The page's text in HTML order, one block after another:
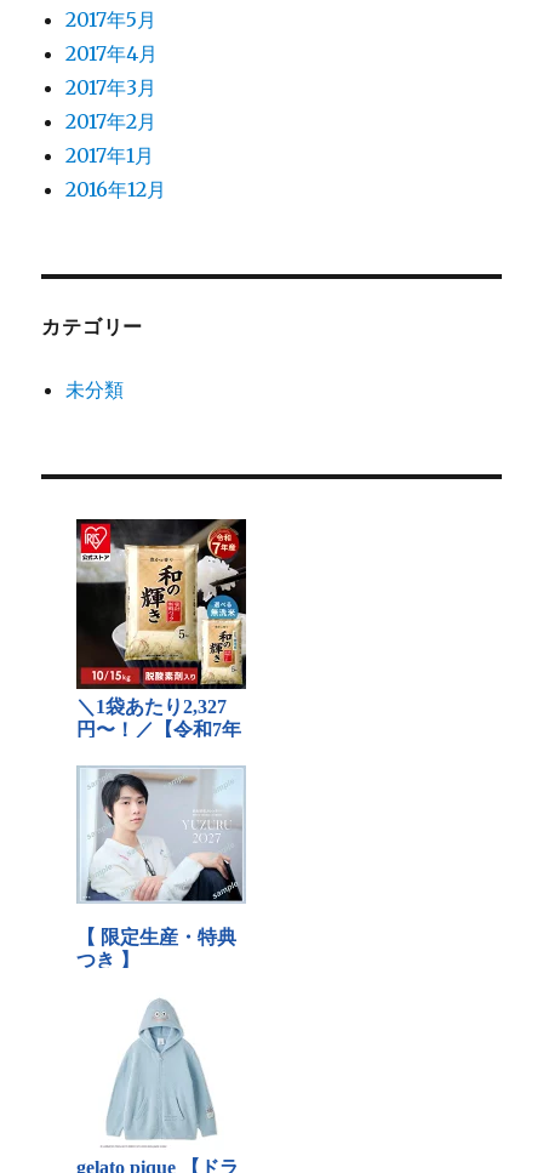
2017年5月
2017年4月
2017年3月
2017年2月
2017年1月
2016年12月
カテゴリー
未分類